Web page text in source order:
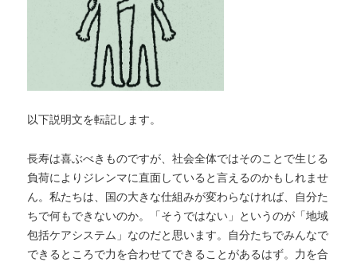
以下説明文を転記します。
長寿は喜ぶべきものですが、社会全体ではそのことで生じる
負荷によりジレンマに直面していると言えるのかもしれませ
ん。私たちは、国の大きな仕組みが変わらなければ、自分た
ちで何もできないのか。「そうではない」というのが「地域
包括ケアシステム」なのだと思います。自分たちでみんなで
できるところで力を合わせてできることがあるはず。力を合